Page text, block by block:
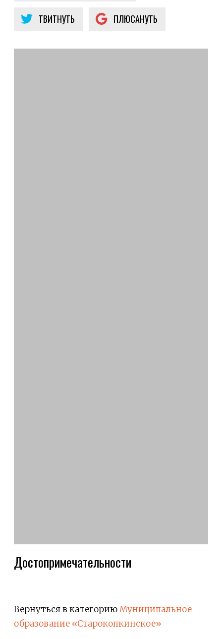
ТВИТНУТЬ ПЛЮСАНУТЬ
Достопримечательности
Вернуться в категориюМуниципальное
образование «Старокопкинское»